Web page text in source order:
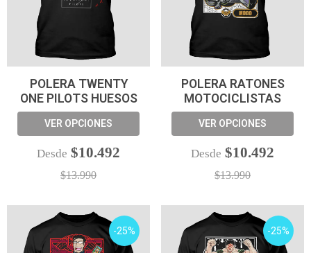
POLERA TWENTY
ONE PILOTS HUESOS
VER OPCIONES
Desde $10.492
$13.990
POLERA RATONES
MOTOCICLISTAS
VER OPCIONES
Desde $10.492
$13.990
-25% -25%